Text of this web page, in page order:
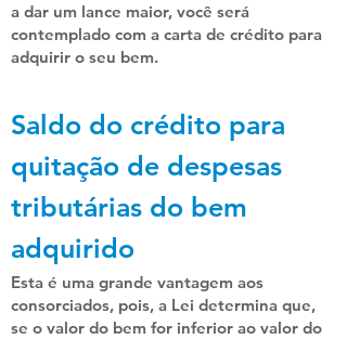
a dar um lance maior, você será
contemplado com a carta de crédito para
adquirir o seu bem.
Saldo do crédito para
quitação de despesas
tributárias do bem
adquirido
Esta é uma grande vantagem aos
consorciados, pois, a Lei determina que,
se o valor do bem for inferior ao valor do